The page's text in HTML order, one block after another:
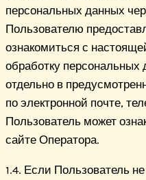
персональных данных
Пользователю
ознакомиться с
обработку
отдельно в
по электронной почте,
Пользователь может
сайте Оператора.
1.4. Если Пользователь